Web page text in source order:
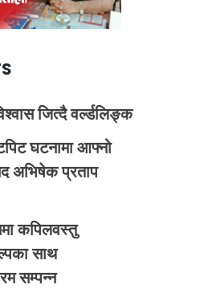
जित्दै वर्ल्डलिङ्क
घटनामा आफ्नो
अभिषेक प्रताप
कपिलवस्तु
साथ
सम्पन्न